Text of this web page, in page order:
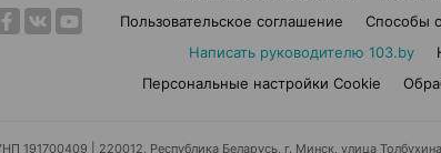
Пользовательское соглашение
Способы
Написать руководителю 103.by
Персональные настройки Cookie
191700409 | 220012, Республика Беларусь, г. Минск, улица